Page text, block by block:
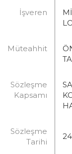
İşveren
Müteahhit
Sözleşme
Kapsamı
Sözleşme
Tarihi